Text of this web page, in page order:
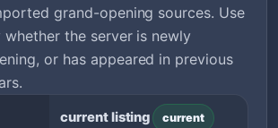
grand-opening sources. Use
the server is newly
or has appeared in previous
current listing current